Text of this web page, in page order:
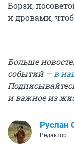
Борзи,
и дровами,
Больше
событий —в
и важное из
Руслан
Редактор